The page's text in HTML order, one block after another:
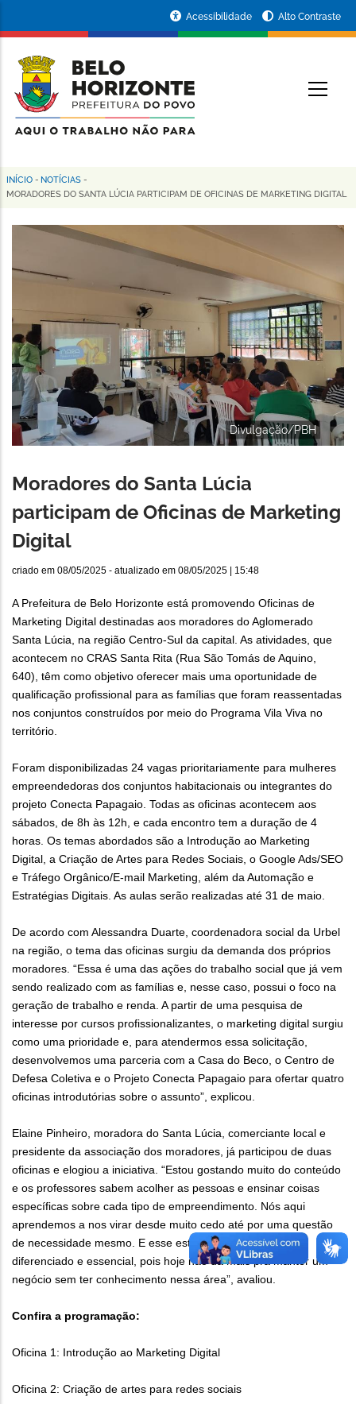
conteúdo
principal
da
Prefeitura
de
Horizonte
Acessibilidade Alto Contraste
Trilha
navegação
INÍCIO - NOTÍCIAS -
MORADORES DO SANTA LÚCIA PARTICIPAM DE OFICINAS DE MARKETING DIGITAL
Divulgação/PBH
Moradores do Santa Lúcia
participam de Oficinas de Marketing
Digital
criado em 08/05/2025 - atualizado em 08/05/2025 | 15:48
A Prefeitura de Belo Horizonte está promovendo Oficinas de
Marketing Digital destinadas aos moradores do Aglomerado
Santa Lúcia, na região Centro-Sul da capital. As atividades, que
acontecem no CRAS Santa Rita (Rua São Tomás de Aquino,
640), têm como objetivo oferecer mais uma oportunidade de
qualificação profissional para as famílias que foram reassentadas
nos conjuntos construídos por meio do Programa Vila Viva no
território.
Foram disponibilizadas 24 vagas prioritariamente para mulheres
empreendedoras dos conjuntos habitacionais ou integrantes do
projeto Conecta Papagaio. Todas as oficinas acontecem aos
sábados, de 8h às 12h, e cada encontro tem a duração de 4
horas. Os temas abordados são a Introdução ao Marketing
Digital, a Criação de Artes para Redes Sociais, o Google Ads/SEO
e Tráfego Orgânico/E-mail Marketing, além da Automação e
Estratégias Digitais. As aulas serão realizadas até 31 de maio.
De acordo com Alessandra Duarte, coordenadora social da Urbel
na região, o tema das oficinas surgiu da demanda dos próprios
moradores. “Essa é uma das ações do trabalho social que já vem
sendo realizado com as famílias e, nesse caso, possui o foco na
geração de trabalho e renda. A partir de uma pesquisa de
interesse por cursos profissionalizantes, o marketing digital surgiu
como uma prioridade e, para atendermos essa solicitação,
desenvolvemos uma parceria com a Casa do Beco, o Centro de
Defesa Coletiva e o Projeto Conecta Papagaio para ofertar quatro
oficinas introdutórias sobre o assunto”, explicou.
Elaine Pinheiro, moradora do Santa Lúcia, comerciante local e
presidente da associação dos moradores, já participou de duas
oficinas e elogiou a iniciativa. “Estou gostando muito do conteúdo
e os professores sabem acolher as pessoas e ensinar coisas
específicas sobre cada tipo de empreendimento. Nós aqui
aprendemos a nos virar desde muito cedo até por uma questão
de necessidade mesmo. E esse está sendo um curso
diferenciado e essencial, pois hoje não dá mais pra manter um
negócio sem ter conhecimento nessa área”, avaliou.
Confira a programação:
Oficina 1: Introdução ao Marketing Digital
Oficina 2: Criação de artes para redes sociais